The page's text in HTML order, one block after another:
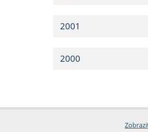
2001
2000